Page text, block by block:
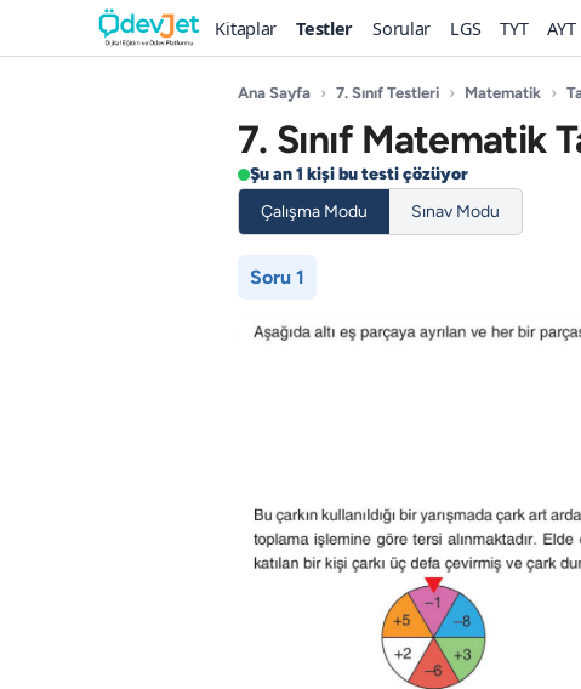
Kitaplar Testler Sorular LGS TYT AYT
Ana Sayfa › 7. Sınıf Testleri › Matematik ›
7. Sınıf Matematik
Şu an 1 kişi bu testi çözüyor
Çalışma Modu
Sınav Modu
Soru 1